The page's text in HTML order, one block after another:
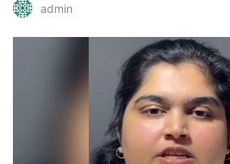
admin